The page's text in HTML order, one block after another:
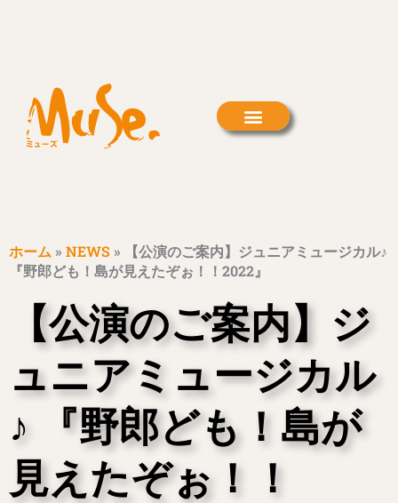
ホーム » NEWS »
【公演のご案内】ジュニアミュージカル♪
『野郎ども！島が見えたぞぉ！！2022』
【公演のご案内】ジ
ュニアミュージカル
♪ 『野郎ども！島が
見えたぞぉ！！